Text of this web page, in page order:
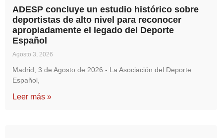
ADESP concluye un estudio histórico sobre
deportistas de alto nivel para reconocer
apropiadamente el legado del Deporte
Español
Agosto 3, 2026
Madrid, 3 de Agosto de 2026.- La Asociación del Deporte
Español,
Leer más »